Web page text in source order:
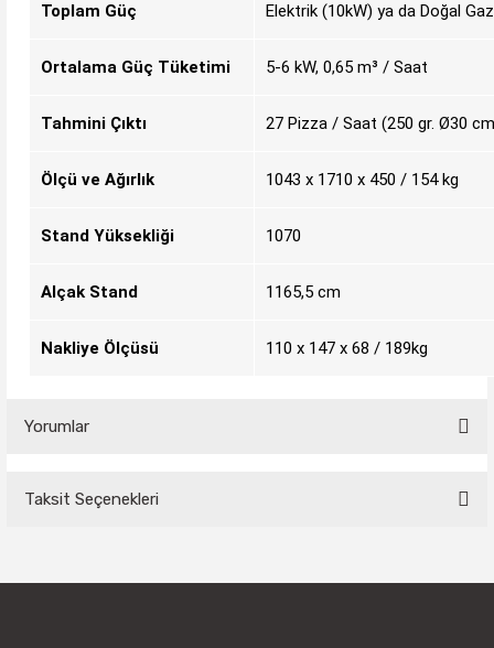
Toplam Güç Elektrik (10kW) ya da Doğal
Ortalama Güç Tüketimi 5-6 kW, 0,65 m³ / Saat
Tahmini Çıktı 27 Pizza / Saat (250 gr. Ø30
Ölçü ve Ağırlık 1043 x 1710 x 450 / 154 kg
Stand Yüksekliği 1070
Alçak Stand 1165,5 cm
Nakliye Ölçüsü 110 x 147 x 68 / 189kg
Yorumlar
Yorum Yaz
Taksit Seçenekleri